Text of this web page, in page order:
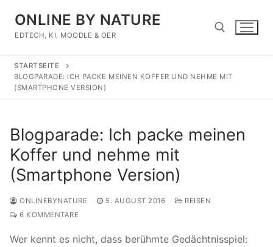
Inhalt
springen
ONLINE BY NATURE
EDTECH, KI, MOODLE & OER
Suchen nach:
STARTSEITE
BLOGPARADE: ICH PACKE MEINEN KOFFER UND NEHME MIT
(SMARTPHONE VERSION)
Blogparade: Ich packe meinen
Koffer und nehme mit
(Smartphone Version)
ONLINEBYNATURE 5. AUGUST 2016
REISEN
6 KOMMENTARE
Wer kennt es nicht, dass berühmte Gedächtnisspiel: